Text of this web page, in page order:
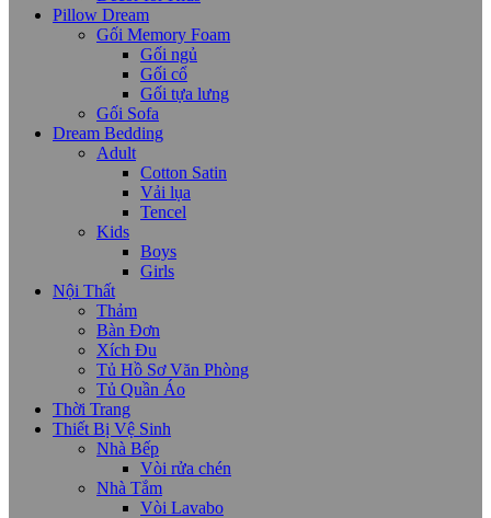
Pillow Dream
Gối Memory Foam
Gối ngủ
Gối cổ
Gối tựa lưng
Gối Sofa
Dream Bedding
Adult
Cotton Satin
Vải lụa
Tencel
Kids
Boys
Girls
Nội Thất
Thảm
Bàn Đơn
Xích Đu
Tủ Hồ Sơ Văn Phòng
Tủ Quần Áo
Thời Trang
Thiết Bị Vệ Sinh
Nhà Bếp
Vòi rửa chén
Nhà Tắm
Vòi Lavabo